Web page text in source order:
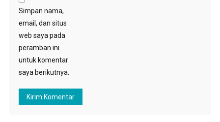
Simpan nama,
email, dan situs
web saya pada
peramban ini
untuk komentar
saya berikutnya.